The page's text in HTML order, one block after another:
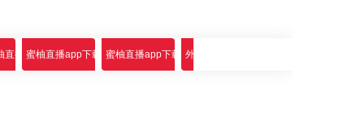
直播app下载
蜜柚直播app下载选配附件蜜柚直播app下载标配附件外圆蜜柚直播app下载